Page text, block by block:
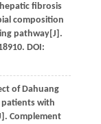
fibrosis
composition
pathway[J].
DOI:
of Dahuang
with
Complement